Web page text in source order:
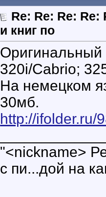
Re: Re: Re:
и книг по
Оригинальный
320i/Cabrio;
На немецком
30мб.
http://ifolder.ru/
"<nickname>
с пи...дой на